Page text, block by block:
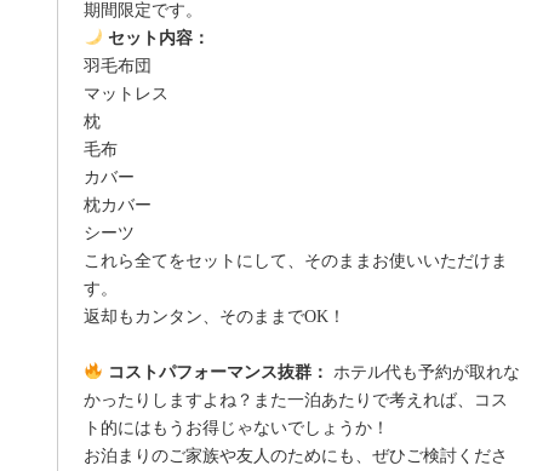
期間限定です。
セット内容：
羽毛布団
マットレス
枕
毛布
カバー
枕カバー
シーツ
これら全てをセットにして、そのままお使いいただけま
す。
返却もカンタン、そのままでOK！
コストパフォーマンス抜群： ホテル代も予約が取れな
かったりしますよね？また一泊あたりで考えれば、コス
ト的にはもうお得じゃないでしょうか！
お泊まりのご家族や友人のためにも、ぜひご検討くださ